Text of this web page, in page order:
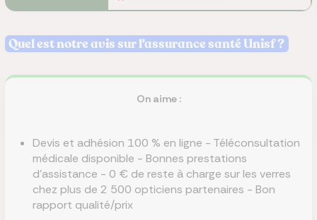
Quel est notre avis sur l'assurance santé Unisf ?
On aime :
Devis et adhésion 100 % en ligne - Téléconsultation
médicale disponible - Bonnes prestations
d'assistance - 0 € de reste à charge sur les verres
chez plus de 2 500 opticiens partenaires - Bon
rapport qualité/prix